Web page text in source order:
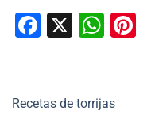
Facebook
X
Recetas de torrijas